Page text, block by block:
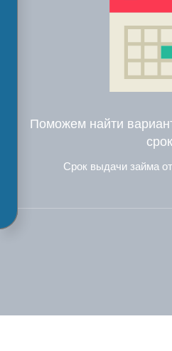
Поможем найти
срок
Срок выдачи займа